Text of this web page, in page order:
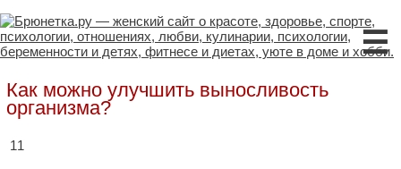
☰
Как можно улучшить выносливость
организма?
11